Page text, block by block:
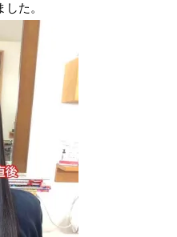
た。